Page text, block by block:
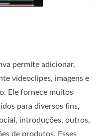
permite adicionar,
videoclipes, imagens e
Ele fornece muitos
para diversos fins,
introduções, outros,
de produtos. Esses